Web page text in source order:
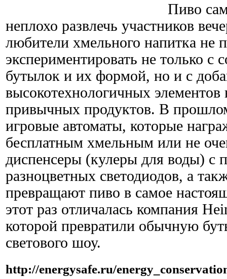
Пиво
неплохо развлечь участников
любители хмельного напитка не
экспериментировать не только с
бутылок и их формой, но и с
высокотехнологичных элементов
привычных продуктов. В
игровые автоматы, которые
бесплатным хмельным или не
диспенсеры (кулеры для воды) с
разноцветных светодиодов, а
превращают пиво в самое
этот раз отличалась компания
которой превратили обычную
светового шоу.
http://energysafe.ru/